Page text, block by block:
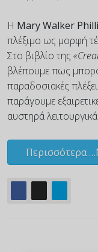
Η Mary Walker
πλέξιμο ως μορφή
Στο βιβλίο της
βλέπουμε πως
παραδοσιακές
παράγουμε
αυστηρά
Περισσότερα